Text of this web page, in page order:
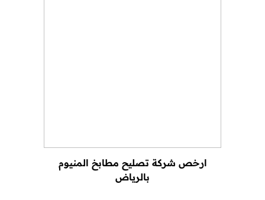
ارخص شركة تصليح مطابخ المنيوم
بالرياض